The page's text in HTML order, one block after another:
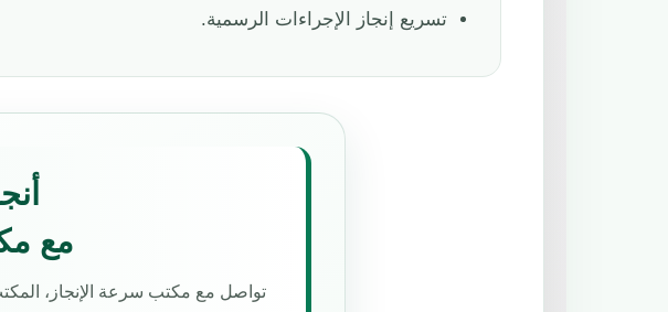
تسريع إنجاز الإجراءات الرسمية.
مع
تواصل مع مكتب سرعة الإنجاز،